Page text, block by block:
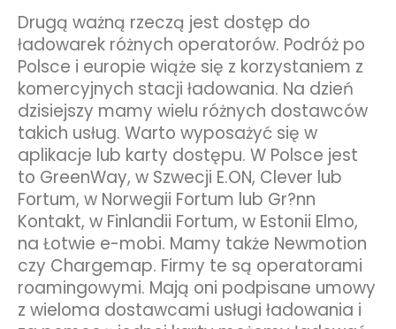
Drugą ważną rzeczą jest dostęp do
ładowarek różnych operatorów. Podróż po
Polsce i europie wiąże się z korzystaniem z
komercyjnych stacji ładowania. Na dzień
dzisiejszy mamy wielu różnych dostawców
takich usług. Warto wyposażyć się w
aplikacje lub karty dostępu. W Polsce jest
to GreenWay, w Szwecji E.ON, Clever lub
Fortum, w Norwegii Fortum lub Gr?nn
Kontakt, w Finlandii Fortum, w Estonii Elmo,
na Łotwie e-mobi. Mamy także Newmotion
czy Chargemap. Firmy te są operatorami
roamingowymi. Mają oni podpisane umowy
z wieloma dostawcami usługi ładowania i